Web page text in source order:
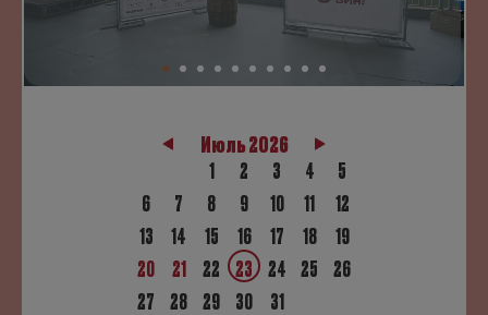
Июль 2026
1
2 3 4
5
6
7 8 9 10 11
12
13
14 15 16 17 18
19
20
21 22 23 24 25 26
27 28 29 30 31